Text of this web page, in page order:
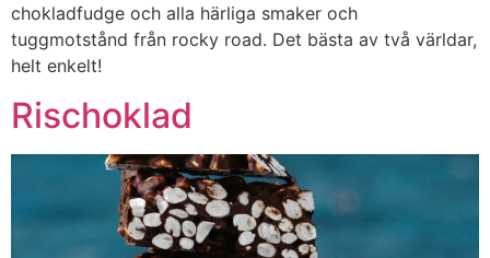
chokladfudge och alla härliga smaker och
tuggmotstånd från rocky road. Det bästa av två världar,
helt enkelt!
Rischoklad